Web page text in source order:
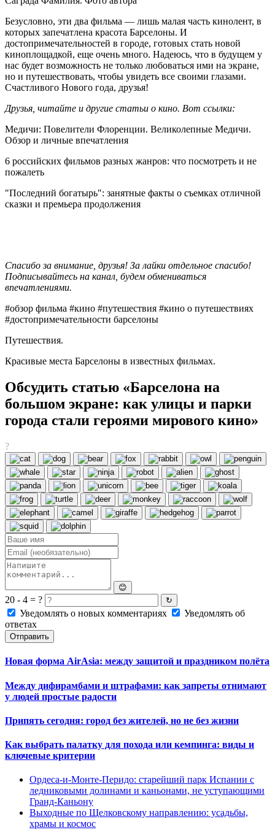
Безусловно, эти два фильма — лишь малая часть кинолент, в
которых запечатлена красота Барселоны. И
достопримечательностей в городе, готовых стать новой
киноплощадкой, еще очень много. Надеюсь, что в будущем у
нас будет возможность не только любоваться ими на экране,
но и путешествовать, чтобы увидеть все своими глазами.
Счастливого Нового года, друзья!
Друзья, читайте и другие статьи о кино. Вот ссылки:
Медичи: Повелители Флоренции. Великолепные Медичи.
Обзор и личные впечатления
6 российских фильмов разных жанров: что посмотреть и не
пожалеть
"Последний богатырь": занятные факты о съемках отличной
сказки и премьера продолжения
Спасибо за внимание, друзья! За лайки отдельное спасибо!
Подписывайтесь на канал, будем обмениваться
впечатлениями.
#обзор фильма #кино #путешествия #кино о путешествиях
#достопримечательности барселоны
Путешествия.
Красивые места Барселоны в известных фильмах.
Обсудить статью «Барселона на
большом экране: как улицы и парки
города стали героями мирового кино»
?
😊
20 - 4 = ? ↻
Уведомлять о новых комментариях
Уведомлять об
ответах
Отправить
Новая форма AirAsia: между защитой и праздником полёта
Между дифирамбами и штрафами: как запреты отнимают
у людей простые радости
Припять сегодня: город без жителей, но не без жизни
Как выбрать палатку для похода или кемпинга: виды и
ключевые критерии
Ордеса-и-Монте-Перидо: старейший парк Испании с
ледниковыми долинами и каньонами, не уступающими
Гранд-Каньону
Выходные по Щелковскому направлению: усадьбы,
храмы и космос